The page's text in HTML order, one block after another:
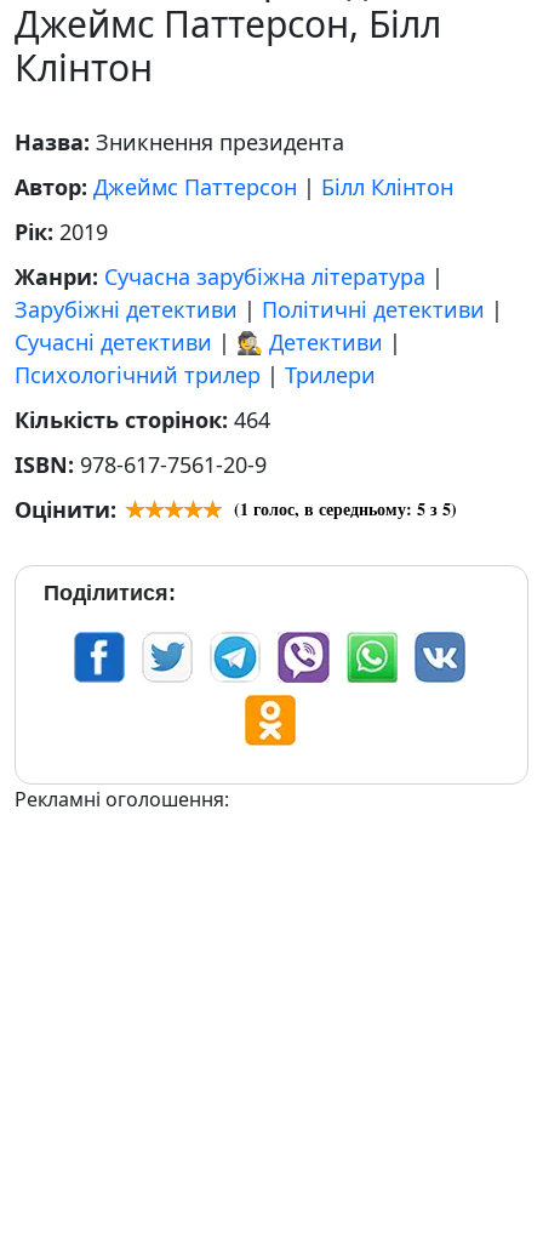
Джеймс Паттерсон, Білл
Клінтон
Назва: Зникнення президента
Автор: Джеймс Паттерсон | Білл Клінтон
Рік: 2019
Жанри: Сучасна зарубіжна література |
Зарубіжні детективи | Політичні детективи |
Сучасні детективи | 🕵 Детективи |
Психологічний трилер | Трилери
Кількість сторінок: 464
ISBN: 978-617-7561-20-9
Оцінити:
(1 голос, в середньому: 5з 5)
Поділитися:
Рекламні оголошення: